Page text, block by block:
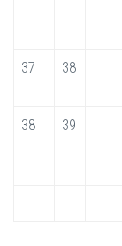
37 38
38 39